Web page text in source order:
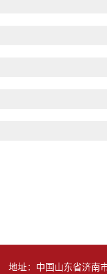
址：中国山东省济